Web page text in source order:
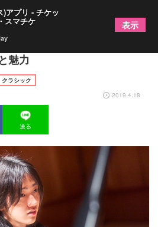
平凱成～待望のデビューリサ
魅力
クラシック
2019.4.18
送る
)アプリ - チケッ
スマチケ 表示